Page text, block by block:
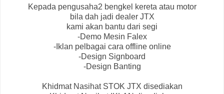
Kepada pengusaha2 bengkel kereta atau motor
bila dah jadi dealer JTX
kami akan bantu dari segi
-Demo Mesin Falex
-Iklan pelbagai cara offline online
-Design Signboard
-Design Banting
Khidmat Nasihat STOK JTX disediakan